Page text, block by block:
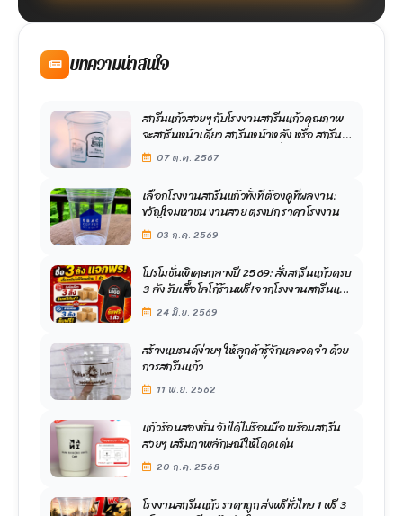
บทความน่าสนใจ
สกรีนแก้วสวยๆ กับโรงงานสกรีนแก้วคุณภาพ
จะสกรีนหน้าเดียว สกรีนหน้าหลัง หรือ สกรีน
รอบด้าน ก็ราคาเดียวไม่บวกเพิ่ม ส่งฟรีด้วยนะ
07 ต.ค. 2567
เลือกโรงงานสกรีนแก้วทั้งที ต้องดูที่ผลงาน:
ขวัญใจมหาชน งานสวย ตรงปก ราคาโรงงาน
03 ก.ค. 2569
โปรโมชั่นพิเศษกลางปี 2569: สั่งสกรีนแก้วครบ
3 ลัง รับเสื้อโลโก้ร้านฟรี! จากโรงงานสกรีนแก้ว
ขวัญใจมหาชน
24 มิ.ย. 2569
สร้างแบรนด์ง่ายๆ ให้ลูกค้ารู้จักและจดจำ ด้วย
การสกรีนแก้ว
11 พ.ย. 2562
แก้วร้อนสองชั้น จับได้ไม่ร้อนมือ พร้อมสกรีน
สวยๆ เสริมภาพลักษณ์ให้โดดเด่น
20 ก.ค. 2568
โรงงานสกรีนแก้ว ราคาถูก ส่งฟรีทั่วไทย 1 ฟรี 3